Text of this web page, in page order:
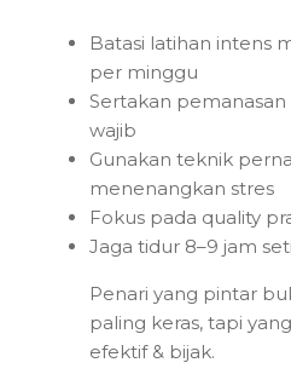
Batasi latihan intens
per minggu
Sertakan
wajib
Gunakan teknik
menenangkan stres
Fokus pada quality
Jaga tidur 8–9 jam
Penari yang pintar
paling keras, tapi
efektif & bijak.